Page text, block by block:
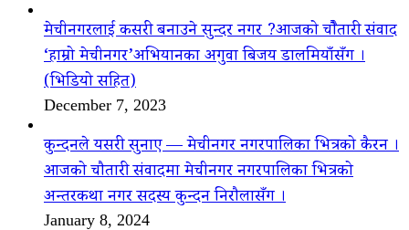
मेचीनगरलाई कसरी बनाउने सुन्दर नगर ?आजको चौैतारी संवाद
‘हाम्रो मेचीनगर’अभियानका अगुवा बिजय डालमियाँसँग ।
(भिडियो सहित)
December 7, 2023
कुन्दनले यसरी सुनाए — मेचीनगर नगरपालिका भित्रको कैरन ।
आजको चौतारी संवादमा मेचीनगर नगरपालिका भित्रको
अन्तरकथा नगर सदस्य कुन्दन निरौलासँग ।
January 8, 2024